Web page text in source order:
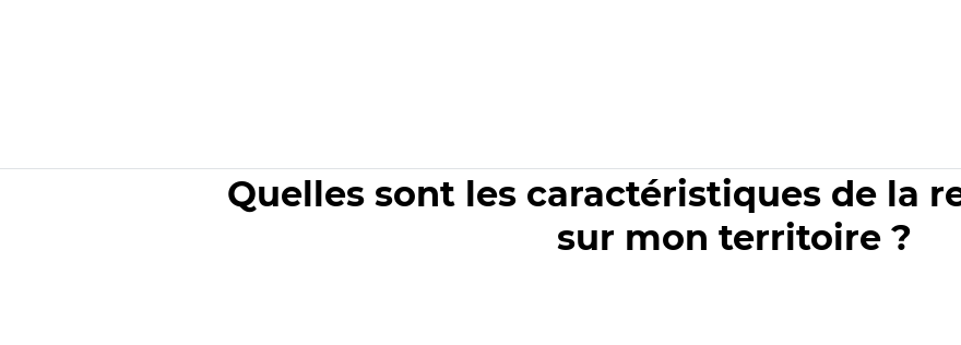
Quelles sont les caractéristiques de la
sur mon territoire ?